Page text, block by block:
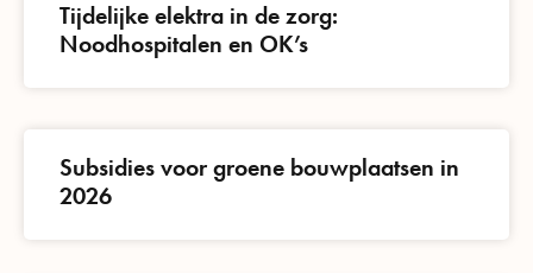
Tijdelijke elektra in de zorg:
Noodhospitalen en OK’s
Subsidies voor groene bouwplaatsen in
2026